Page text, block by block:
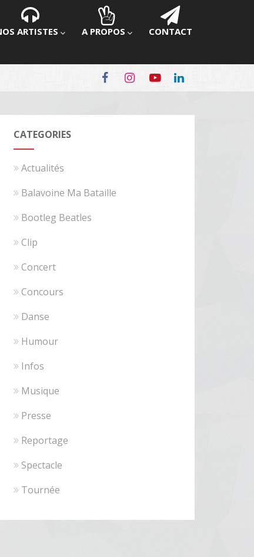
ARTISTES A PROPOS CONTACT
CATEGORIES
Actualités
Balavoine Ma Bataille
Bootleg Beatles
Clip
Concert
Concours
Danse
Humour
Infos
Musique
Presse
Reportage
Spectacle
Tournée